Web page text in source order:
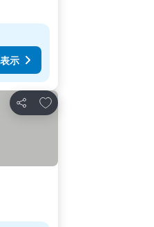
示
シェア
お気に入りに追加